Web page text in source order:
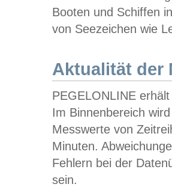
Booten und Schiffen
von Seezeichen wie
Aktualität der
PEGELONLINE
Im Binnenbereich
Messwerte von
Minuten.
Fehlern bei der
sein.